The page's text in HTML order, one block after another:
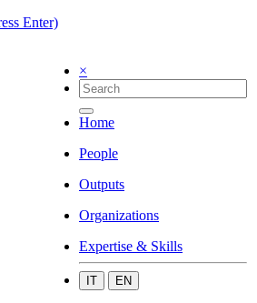
Enter)
×
Home
People
Outputs
Organizations
Expertise & Skills
IT EN